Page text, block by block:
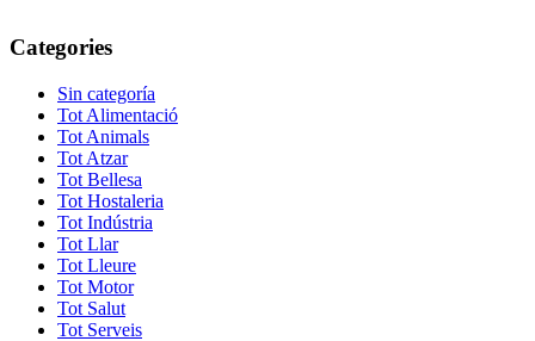
Categories
Sin categoría
Tot Alimentació
Tot Animals
Tot Atzar
Tot Bellesa
Tot Hostaleria
Tot Indústria
Tot Llar
Tot Lleure
Tot Motor
Tot Salut
Tot Serveis